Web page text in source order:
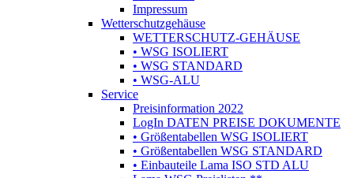
Impressum
Wetterschutzgehäuse
WETTERSCHUTZ-GEHÄUSE
• WSG ISOLIERT
• WSG STANDARD
• WSG-ALU
Service
Preisinformation 2022
LogIn DATEN PREISE DOKUMENTE
• Größentabellen WSG ISOLIERT
• Größentabellen WSG STANDARD
• Einbauteile Lama ISO STD ALU